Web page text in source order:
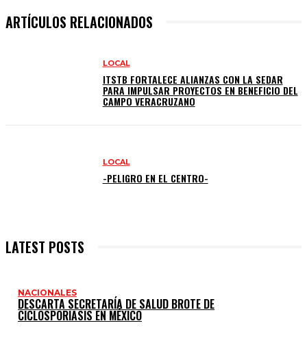
ARTÍCULOS RELACIONADOS
LOCAL
ITSTB FORTALECE ALIANZAS CON LA SEDAR
PARA IMPULSAR PROYECTOS EN BENEFICIO DEL
CAMPO VERACRUZANO
LOCAL
-PELIGRO EN EL CENTRO-
LATEST POSTS
NACIONALES
DESCARTA SECRETARÍA DE SALUD BROTE DE
CICLOSPORIASIS EN MÉXICO